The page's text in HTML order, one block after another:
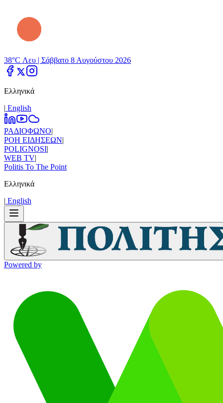
38°C Λευ | Σάββατο 8 Αυγούστου 2026
Ελληνικά
| Εnglish
ΡΑΔΙΟΦΩΝΟ|
ΡΟΗ ΕΙΔΗΣΕΩΝ|
POLIGNOSI|
WEB TV|
Politis To The Point
Ελληνικά
| Εnglish
Powered by